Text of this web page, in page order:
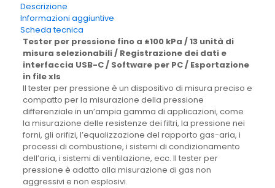
Descrizione
Informazioni aggiuntive
Scheda tecnica
Tester per pressione fino a ±100 kPa / 13 unità di
misura selezionabili / Registrazione dei dati e
interfaccia USB-C / Software per PC / Esportazione
in file xls
Il tester per pressione è un dispositivo di misura preciso e
compatto per la misurazione della pressione
differenziale in un’ampia gamma di applicazioni, come
la misurazione delle resistenze dei filtri, la pressione nei
forni, gli orifizi, l’equalizzazione del rapporto gas-aria, i
processi di combustione, i sistemi di condizionamento
dell’aria, i sistemi di ventilazione, ecc. Il tester per
pressione è adatto alla misurazione di gas non
aggressivi e non esplosivi.